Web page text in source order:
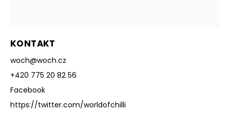
KONTAKT
woch@woch.cz
+420 775 20 82 56
Facebook
https://twitter.com/worldofchilli